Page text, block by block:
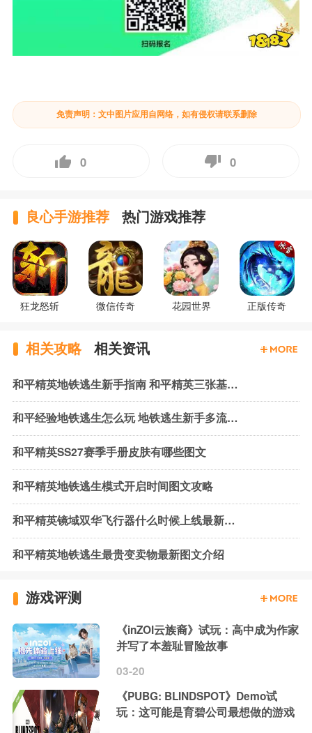
免责声明：文中图片应用自网络，如有侵权请联系删除
0 0
良心手游推荐 热门游戏推荐
狂龙怒斩 微信传奇 花园世界 正版传奇
相关攻略 相关资讯
和平精英地铁逃生新手指南 和平精英三张基础地图玩法简介
和平经验地铁逃生怎么玩 地铁逃生新手多流派装备组合推荐
和平精英SS27赛季手册皮肤有哪些图文
和平精英地铁逃生模式开启时间图文攻略
和平精英镜域双华飞行器什么时候上线最新查询
和平精英地铁逃生最贵变卖物最新图文介绍
游戏评测
《inZOI云族裔》试玩：高中成为作家
并写了本羞耻冒险故事
03-20
《PUBG: BLINDSPOT》Demo试
玩：这可能是育碧公司最想做的游戏